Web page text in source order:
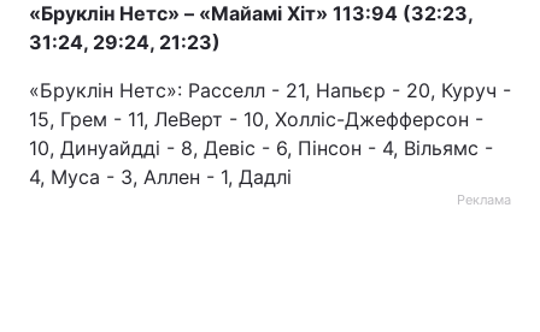
«Бруклін Нетс» – «Майамі Хіт» 113:94 (32:23,
31:24, 29:24, 21:23)
«Бруклін Нетс»: Расселл - 21, Напьєр - 20, Куруч -
15, Грем - 11, ЛеВерт - 10, Холліс-Джефферсон -
10, Динуайдді - 8, Девіс - 6, Пінсон - 4, Вільямс -
4, Муса - 3, Аллен - 1, Дадлі
Реклама